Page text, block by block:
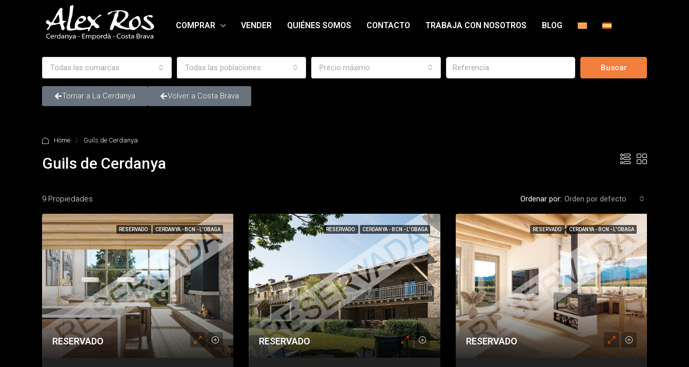
COMPRAR VENDER QUIÉNES SOMOS CONTACTO TRABAJA CON NOSOTROS BLOG
Todas las comarcas Todas las poblaciones Precio máximo Buscar
Tornar a La Cerdanya Volver a Costa Brava
Home Guils de Cerdanya
Guils de Cerdanya
9 Propiedades Ordenar por: Orden por defecto
RESERVADO CERDANYA - BCN - L'OBAGA
RESERVADO
RESERVADO CERDANYA - BCN - L'OBAGA
RESERVADO
RESERVADO CERDANYA - BCN - L'OBAGA
RESERVADO